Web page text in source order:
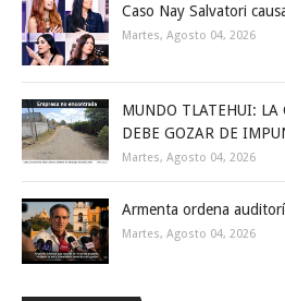
Caso Nay Salvatori
Martes, Agosto 04, 2026
MUNDO TLATEHUI: LA
DEBE GOZAR DE
Martes, Agosto 04, 2026
Armenta ordena
Martes, Agosto 04, 2026